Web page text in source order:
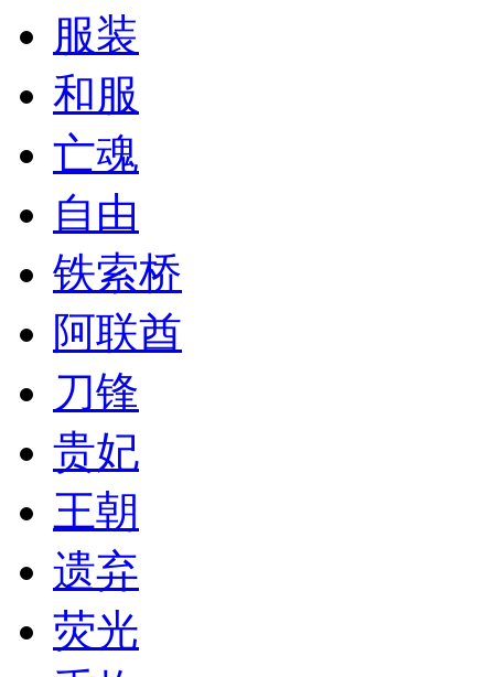
服装
和服
亡魂
自由
铁索桥
阿联酋
刀锋
贵妃
王朝
遗弃
荧光